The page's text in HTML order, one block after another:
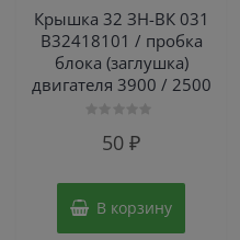
Крышка 32 ЗН-ВК 031
В32418101 / пробка
блока (заглушка)
двигателя 3900 / 2500
50₽
В корзину